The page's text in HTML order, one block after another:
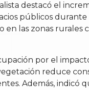
destacó el
públicos
las zonas
por el
reduce
Además, indicó